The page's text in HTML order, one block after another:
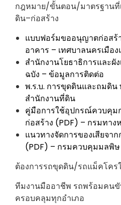
กฎหมาย/ขั้นตอน/มาตรฐานที่
ดิน–ก่อสร้าง
แบบฟอร์มขออนุญาตก่อสร้
อาคาร – เทศบาลนครเมือ
สำนักงานโยธาธิการและผั
ฉบัง – ข้อมูลการติดต่อ
พ.ร.บ. การขุดดินและถมดิน
สำนักงานที่ดิน
คู่มือการใช้อุปกรณ์ควบคุม
ก่อสร้าง (PDF) – กรมทาง
แนวทางจัดการของเสียจา
(PDF) – กรมควบคุมมลพิษ
ต้องการรถขุดดิน/รถแม็คโคร
ทีมงานมืออาชีพ รถพร้อมคนขั
ครอบคลุมทุกอำเภอ